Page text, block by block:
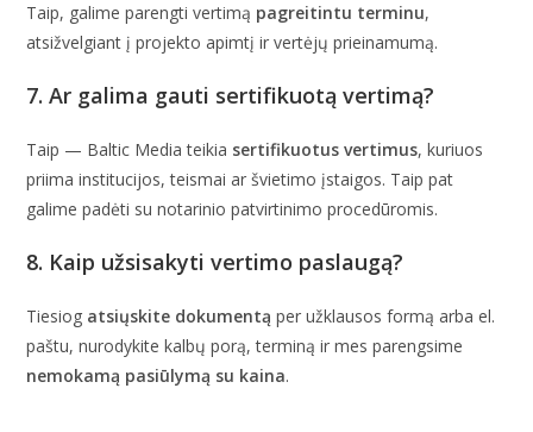
Taip, galime parengti vertimą pagreitintu terminu,
atsižvelgiant į projekto apimtį ir vertėjų prieinamumą.
7. Ar galima gauti sertifikuotą vertimą?
Taip — Baltic Media teikia sertifikuotus vertimus, kuriuos
priima institucijos, teismai ar švietimo įstaigos. Taip pat
galime padėti su notarinio patvirtinimo procedūromis.
8. Kaip užsisakyti vertimo paslaugą?
Tiesiog atsiųskite dokumentą per užklausos formą arba el.
paštu, nurodykite kalbų porą, terminą ir mes parengsime
nemokamą pasiūlymą su kaina.